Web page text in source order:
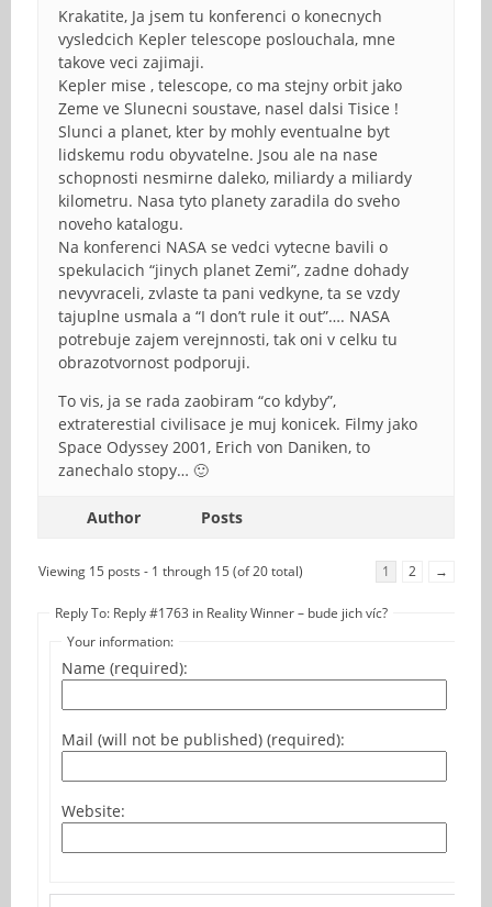
Krakatite, Ja jsem tu konferenci o konecnych
vysledcich Kepler telescope poslouchala, mne
takove veci zajimaji.
Kepler mise , telescope, co ma stejny orbit jako
Zeme ve Slunecni soustave, nasel dalsi Tisice !
Slunci a planet, kter by mohly eventualne byt
lidskemu rodu obyvatelne. Jsou ale na nase
schopnosti nesmirne daleko, miliardy a miliardy
kilometru. Nasa tyto planety zaradila do sveho
noveho katalogu.
Na konferenci NASA se vedci vytecne bavili o
spekulacich “jinych planet Zemi”, zadne dohady
nevyvraceli, zvlaste ta pani vedkyne, ta se vzdy
tajuplne usmala a “I don’t rule it out”…. NASA
potrebuje zajem verejnnosti, tak oni v celku tu
obrazotvornost podporuji.
To vis, ja se rada zaobiram “co kdyby”,
extraterestial civilisace je muj konicek. Filmy jako
Space Odyssey 2001, Erich von Daniken, to
zanechalo stopy… 🙂
Author Posts
Viewing 15 posts - 1 through 15 (of 20 total) 1 2 →
Reply To: Reply #1763 in Reality Winner – bude jich víc?
Your information:
Name (required):
Mail (will not be published) (required):
Website: